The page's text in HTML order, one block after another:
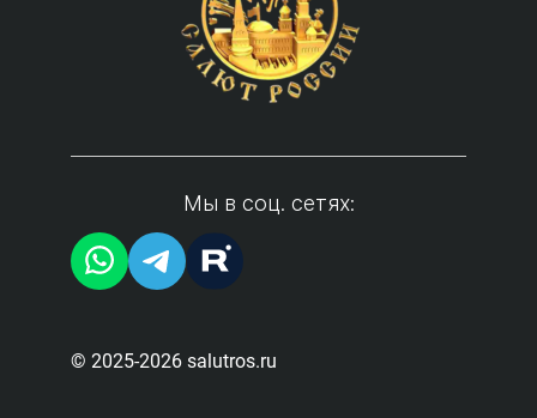
Мы в соц. сетях:
© 2025-2026 salutros.ru